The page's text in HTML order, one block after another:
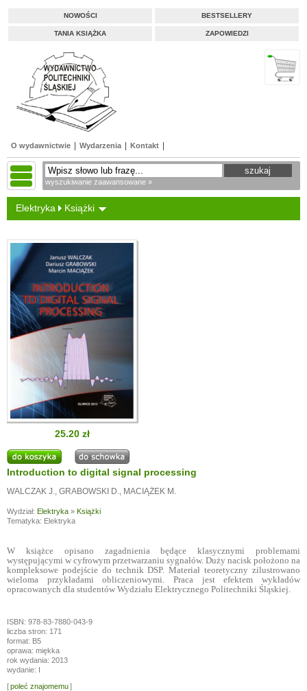
NOWOŚCI BESTSELLERY
TANIA KSIĄŻKA ZAPOWIEDZI
O wydawnictwie Wydarzenia Kontakt
wyszukiwanie zaawansowane »
Elektryka Książki
25.20 zł
Introduction to digital signal processing
WALCZAK J., GRABOWSKI D., MACIĄŻEK M.
Wydział: Elektryka » Książki
Tematyka: Elektryka
W książce opisano zagadnienia będące klasycznymi problemami
występującymi w cyfrowym przetwarzaniu sygnałów. Duży nacisk położono na
kompleksowe podejście do technik DSP. Materiał teoretyczny zilustrowano
wieloma przykładami obliczeniowymi. Praca jest efektem wykładów
opracowanych dla studentów Wydziału Elektrycznego Politechniki Śląskiej.
ISBN: 978-83-7880-043-9
liczba stron: 171
format: B5
oprawa: miękka
rok wydania: 2013
wydanie: I
[poleć znajomemu]